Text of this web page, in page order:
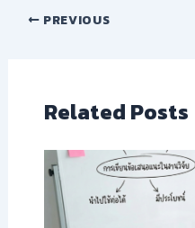
PREVIOUS
Related Posts